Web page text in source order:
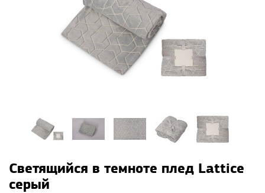
Светящийся в темноте плед Lattice
серый